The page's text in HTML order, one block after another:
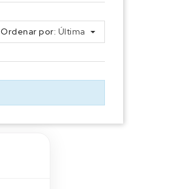
Ordenar por: Última